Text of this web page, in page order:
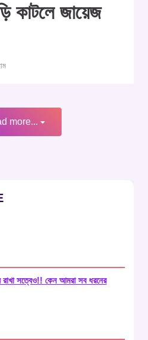
কাটলে জায়েজ
more...
রাখা সত্বেও!! কেন আমরা সব ধরনের